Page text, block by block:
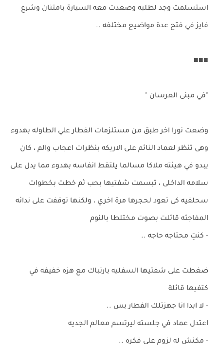
استسلمت وجد لطلبه وصعدت معه السيارة بامتنان وشرع
فايز في فتح عدة مواضيع مختلفه ..
■■■
"في مبنى العرسان "
وضعت نورا اخر طبق من مستلزمات الفطار علي الطاوله بهدوء
وهى تنظر لعماد النائم على الاريكه بنظرات اعجاب والم ، كان
يبدو في هيئته ملاكا مسالما يلتقط انفاسه بهدوء مما يدل على
سلامه الداخلى ، تبسمت شفتيها بحب ثم خطت بخطوات
سحلفيه كى تعود لحجرها مرة اخري ، ولكنها توقفت على ندائه
المفاجئه قائلت بصوت مختلطا بالنوم
- كنتِ محتاجه حاجه ..
ضغطت على شفتيها السفليه بارتباك مع هزه خفيفه في
كتفيها قائلة
- لا ابدا انا جهزتلك الفطار بس ..
اعتدل عماد في جلسته ليرتسم معالم الجديه
- مكنش له لزوم على فكره ..